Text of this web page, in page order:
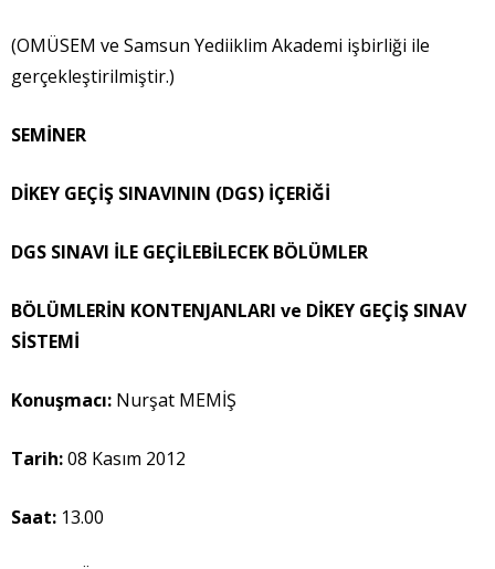
(OMÜSEM ve Samsun Yediiklim Akademi işbirliği ile
gerçekleştirilmiştir.)
SEMİNER
DİKEY GEÇİŞ SINAVININ (DGS) İÇERİĞİ
DGS SINAVI İLE GEÇİLEBİLECEK BÖLÜMLER
BÖLÜMLERİN KONTENJANLARI ve DİKEY GEÇİŞ SINAV
SİSTEMİ
Konuşmacı: Nurşat MEMİŞ
Tarih:08 Kasım 2012
Saat: 13.00